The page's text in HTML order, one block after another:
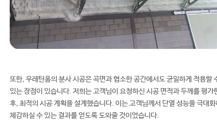
또한, 우레탄폼의 분사 시공은 곡면과 협소한 공간에서도 균일하게 적용할
있는 장점이 있습니다. 저희는 고객님이 요청하신 시공 면적과 두께를 평가
후, 최적의 시공 계획을 설계했습니다. 이는 고객님께서 단열 성능을 극대화
체감하실 수 있는 결과를 얻도록 도와줄 것이었습니다.